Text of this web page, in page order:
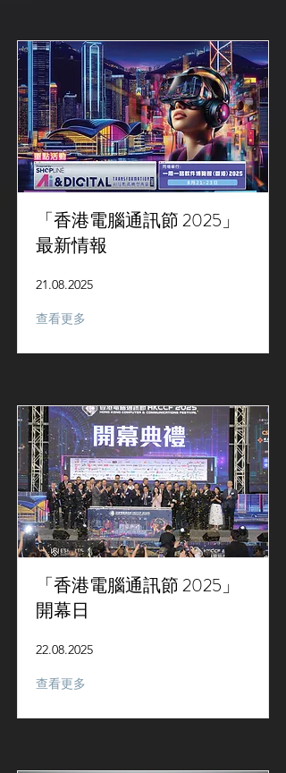
「香港電腦通訊節 2025」
最新情報
21.08.2025
查看更多
「香港電腦通訊節 2025」
開幕日
22.08.2025
查看更多